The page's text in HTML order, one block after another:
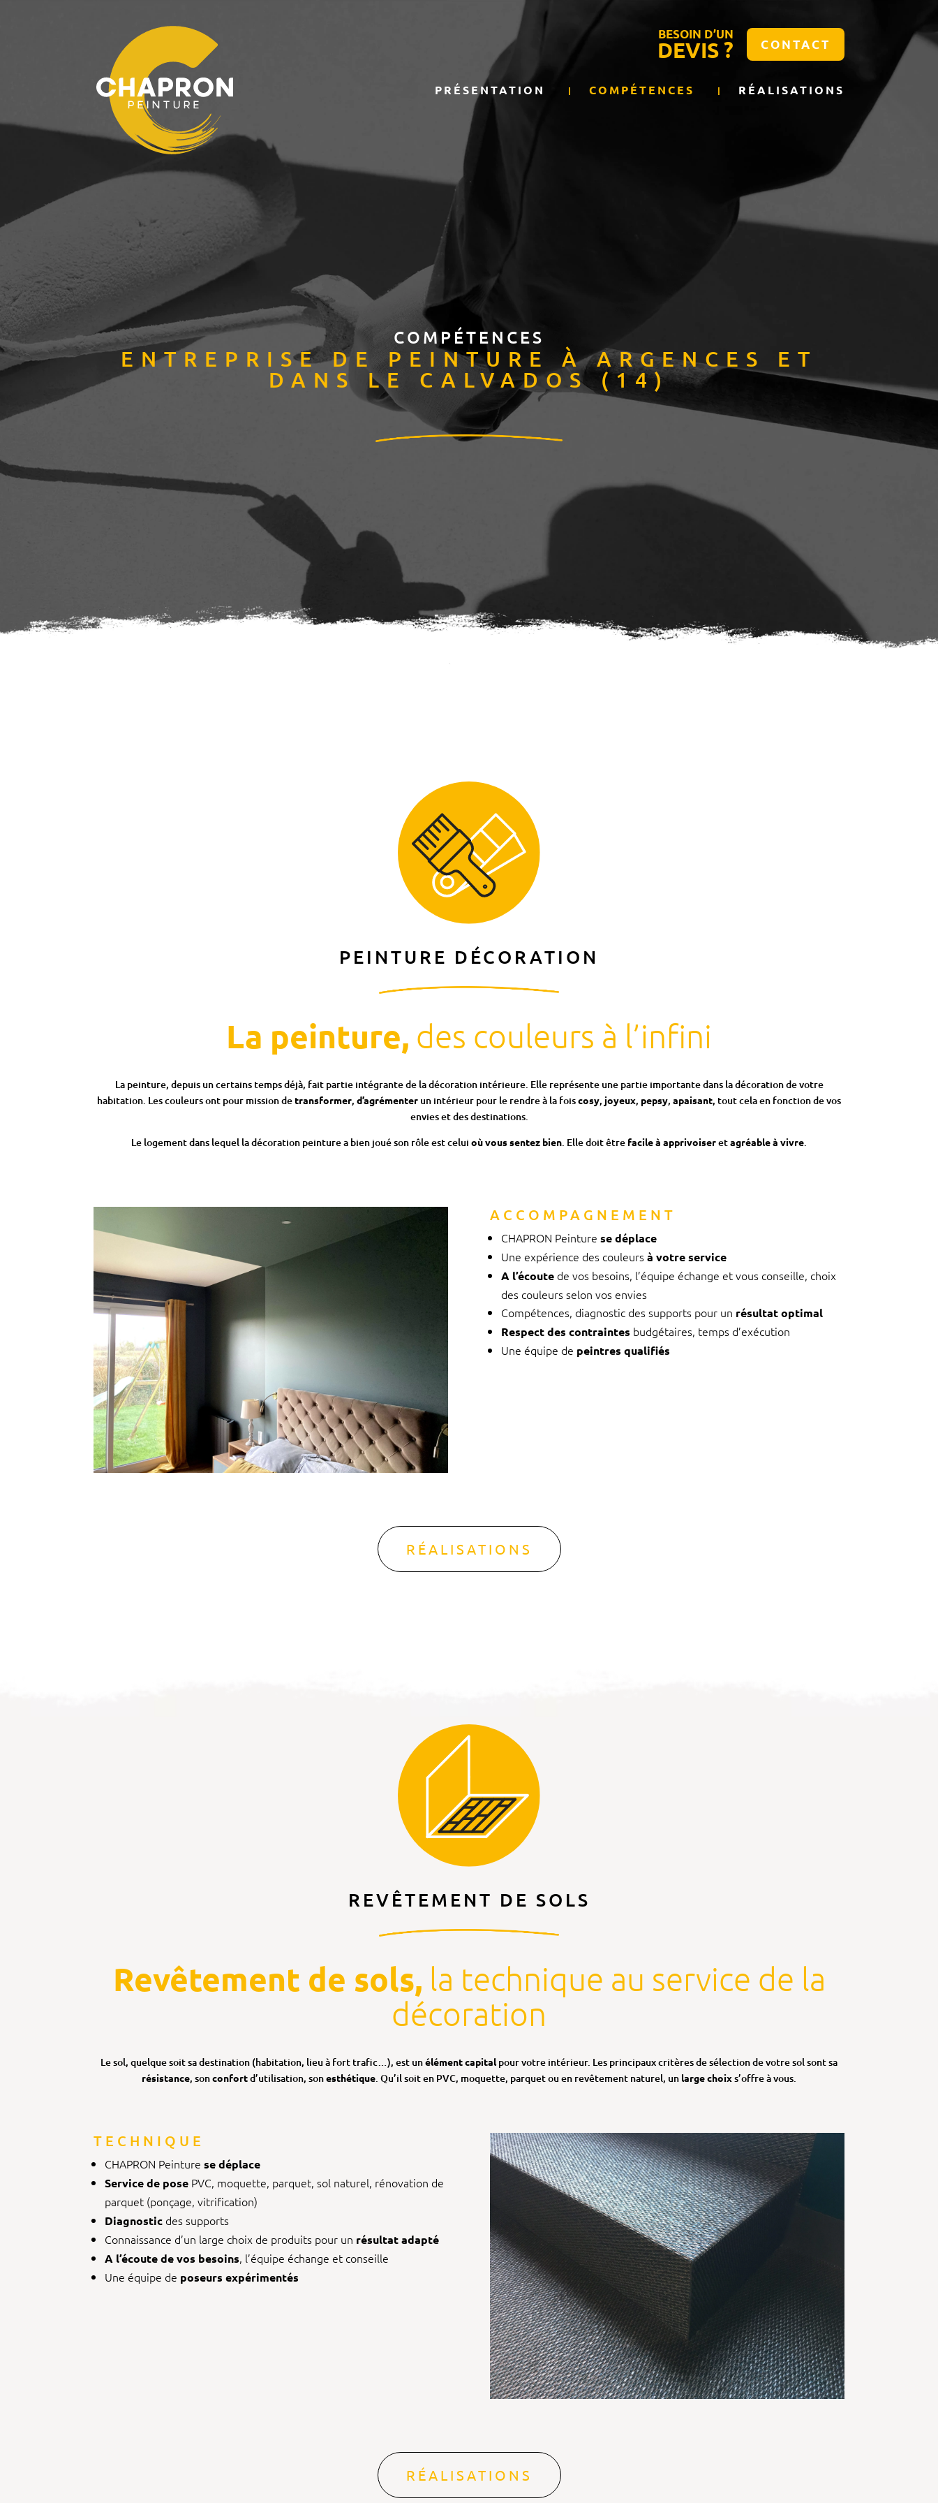
BESOIN D’UN
DEVIS ? CONTACT
PRÉSENTATION COMPÉTENCES RÉALISATIONS
COMPÉTENCES
ENTREPRISE DE PEINTURE À ARGENCES ET
DANS LE CALVADOS (14)
PEINTURE DÉCORATION
La peinture, des couleurs à l’infini
La peinture, depuis un certains temps déjà, fait partie intégrante de la décoration intérieure. Elle représente une partie importante dans la décoration de votre
habitation. Les couleurs ont pour mission detransformer, d’agrémenter un intérieur pour le rendre à la foiscosy, joyeux, pepsy, apaisant, tout cela en fonction de vos
envies et des destinations.
Le logement dans lequel la décoration peinture a bien joué son rôle est celui où vous sentez bien . Elle doit être facile à apprivoiseretagréable à vivre
ACCOMPAGNEMENT
CHAPRON Peinture se déplace
Une expérience des couleursà votre service
A l’écoutede vos besoins, l’équipe échange et vous conseille, choix
des couleurs selon vos envies
Compétences, diagnostic des supports pour un résultat optimal
Respect des contraintes budgétaires, temps d’exécution
Une équipe de peintres qualifiés
RÉALISATIONS
REVÊTEMENT DE SOLS
Revêtement de sols, la technique au service de la
décoration
Le sol, quelque soit sa destination (habitation, lieu à fort trafic…), est unélément capitalpour votre intérieur. Les principaux critères de sélection de votre sol sont sa
résistance, sonconfortd’utilisation, sonesthétique . Qu’il soit en PVC, moquette, parquet ou en revêtement naturel, un large choixs’offre à vous.
TECHNIQUE
CHAPRON Peinturese déplace
Service de pose PVC, moquette, parquet, sol naturel, rénovation de
parquet (ponçage, vitrification)
Diagnostic des supports
Connaissance d’un large choix de produits pour un résultat adapté
A l’écoute de vos besoins, l’équipe échange et conseille
Une équipe de poseurs expérimentés
RÉALISATIONS